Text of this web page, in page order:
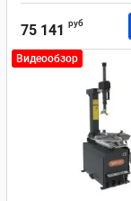
75 141 руб
Видеообзор